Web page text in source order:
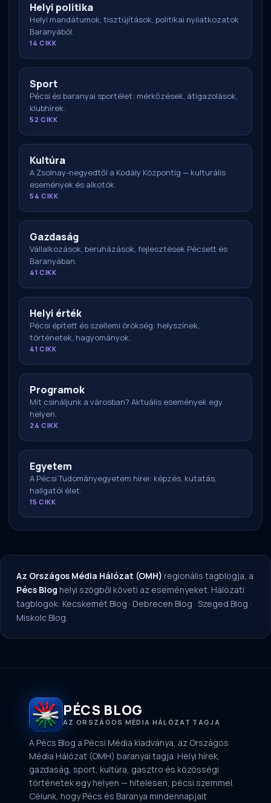
Helyi politika
Helyi mandátumok, tisztújítások, politikai nyilatkozatok
Baranyából.
14 CIKK
Sport
Pécsi és baranyai sportélet: mérkőzések, átigazolások,
klubhírek.
52 CIKK
Kultúra
A Zsolnay-negyedtől a Kodály Központig — kulturális
események és alkotók.
54 CIKK
Gazdaság
Vállalkozások, beruházások, fejlesztések Pécsett és
Baranyában.
41 CIKK
Helyi érték
Pécsi épített és szellemi örökség: helyszínek,
történetek, hagyományok.
41 CIKK
Programok
Mit csináljunk a városban? Aktuális események egy
helyen.
24 CIKK
Egyetem
A Pécsi Tudományegyetem hírei: képzés, kutatás,
hallgatói élet.
15 CIKK
Az Országos Média Hálózat (OMH) regionális tagblogja, a
Pécs Blog helyi szögből követi az eseményeket. Hálózati
tagblogok: Kecskemét Blog · Debrecen Blog · Szeged Blog ·
Miskolc Blog.
PÉCS BLOG
AZ ORSZÁGOS MÉDIA HÁLÓZAT TAGJA
A Pécs Blog a Pécsi Média kiadványa, az Országos
Média Hálózat (OMH) baranyai tagja. Helyi hírek,
gazdaság, sport, kultúra, gasztro és közösségi
történetek egy helyen — hitelesen, pécsi szemmel.
Célunk, hogy Pécs és Baranya mindennapjait